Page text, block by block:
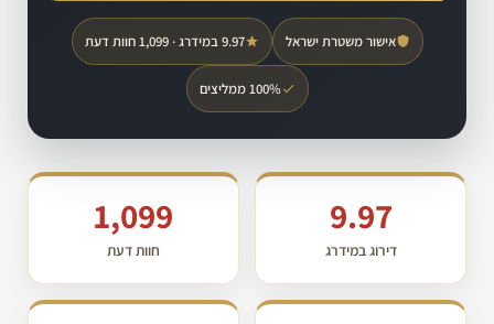
אישור משטרת ישראל 9.97 במידרג · 1,099 חוות דעת
100% ממליצים
9.97
דירוג במידרג
1,099
חוות דעת